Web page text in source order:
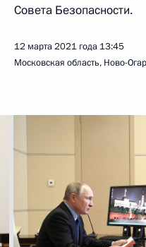
Совета Безопасности.
12 марта 2021 года 13:45
Московская область, Ново-